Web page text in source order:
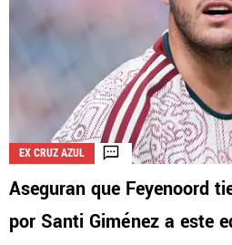
EX CRUZ AZUL
Aseguran que Feyenoord
por Santi Giménez a este